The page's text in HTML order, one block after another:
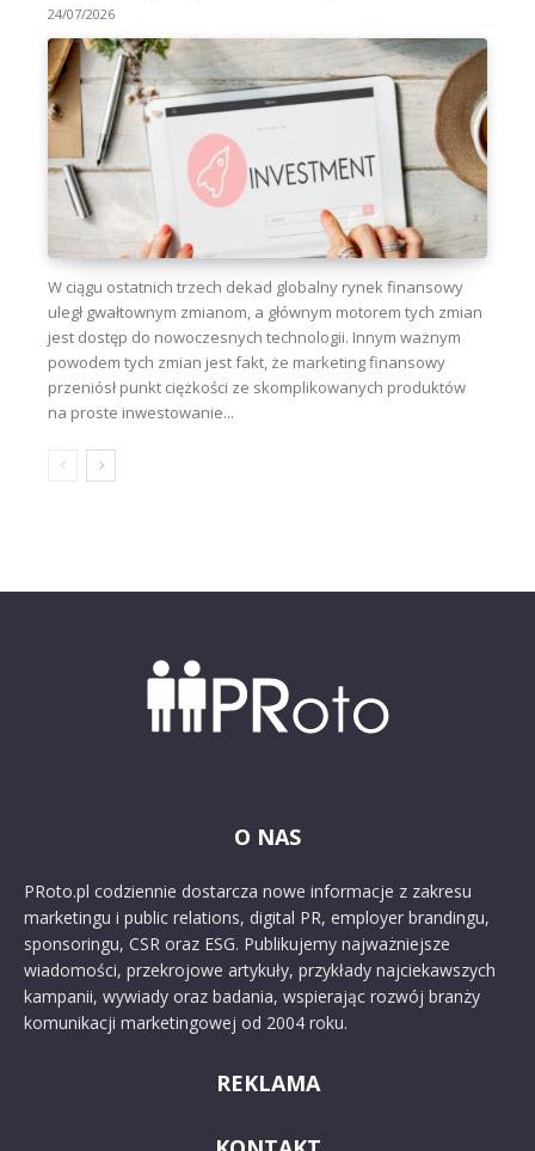
24/07/2026
W ciągu ostatnich trzech dekad globalny rynek finansowy
uległ gwałtownym zmianom, a głównym motorem tych zmian
jest dostęp do nowoczesnych technologii. Innym ważnym
powodem tych zmian jest fakt, że marketing finansowy
przeniósł punkt ciężkości ze skomplikowanych produktów
na proste inwestowanie...
O NAS
PRoto.pl codziennie dostarcza nowe informacje z zakresu
marketingu i public relations, digital PR, employer brandingu,
sponsoringu, CSR oraz ESG. Publikujemy najważniejsze
wiadomości, przekrojowe artykuły, przykłady najciekawszych
kampanii, wywiady oraz badania, wspierając rozwój branży
komunikacji marketingowej od 2004 roku.
REKLAMA